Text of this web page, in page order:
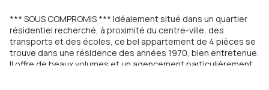
*** SOUS COMPROMIS *** Idéalement situé dans un quartier
résidentiel recherché, à proximité du centre-ville, des
transports et des écoles, ce bel appartement de 4 pièces se
trouve dans une résidence des années 1970, bien entretenue.
Il offre de beaux volumes et un agencement particulièrement